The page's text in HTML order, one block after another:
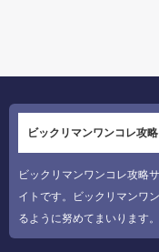
ビックリマンワンコレ攻
ビックリマンワンコレ攻略
イトです。ビックリマンワ
るように努めてまいります